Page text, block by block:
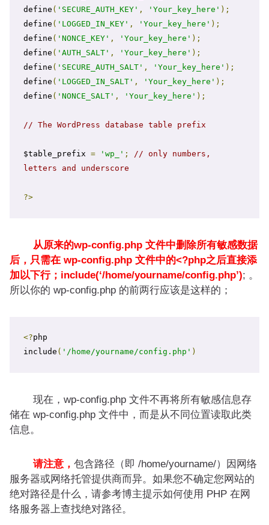
define ( 'SECURE_AUTH_KEY' , 'Your_key_here' );
define ( 'LOGGED_IN_KEY' , 'Your_key_here' );
define ( 'NONCE_KEY' , 'Your_key_here' );
define ( 'AUTH_SALT' , 'Your_key_here' );
define ( 'SECURE_AUTH_SALT' , 'Your_key_here' );
define ( 'LOGGED_IN_SALT' , 'Your_key_here' );
define ( 'NONCE_SALT' , 'Your_key_here' );
// The WordPress database table prefix
$table_prefix = 'wp_' ;
// only numbers,
letters and underscore
?>
从原来的wp-config.php 文件中删除所有敏感数据
后，只需在 wp-config.php 文件中的<?php之后直接添
加以下行；include(‘/home/yourname/config.php’); 。
所以你的 wp-config.php 的前两行应该是这样的；
<?php
include ( '/home/yourname/config.php' )
现在，wp-config.php 文件不再将所有敏感信息存
储在 wp-config.php 文件中，而是从不同位置读取此类
信息。
请注意， 包含路径（即 /home/yourname/）因网络
服务器或网络托管提供商而异。如果您不确定您网站的
绝对路径是什么，请参考博主提示如何使用 PHP 在网
络服务器上查找绝对路径。